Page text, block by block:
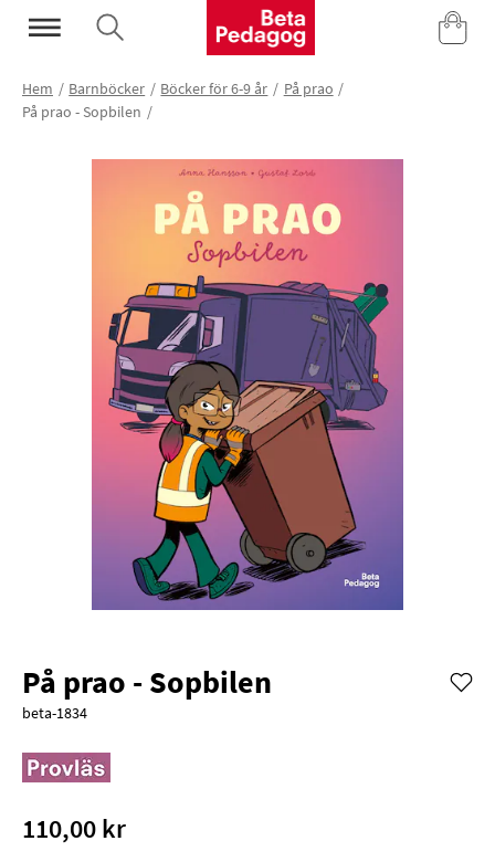
Mina Sidor
Hem Barnböcker Böcker för 6-9 år
På prao
På prao - Sopbilen
På prao - Sopbilen
beta-1834
110,00 kr